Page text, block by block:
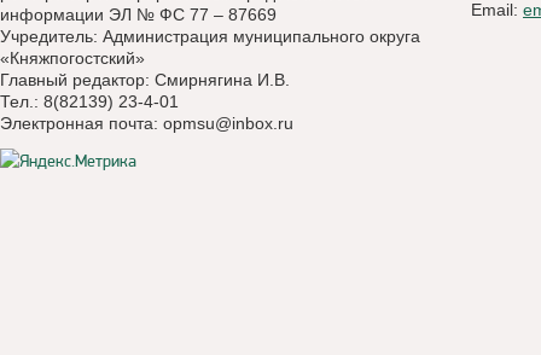
информации ЭЛ № ФС 77 – 87669
Учредитель: Администрация муниципального округа
«Княжпогостский»
Главный редактор: Смирнягина И.В.
Тел.: 8(82139) 23-4-01
Электронная почта: opmsu@inbox.ru
Email: